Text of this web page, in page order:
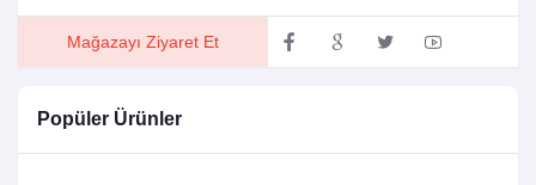
Mağazayı Ziyaret Et
Popüler Ürünler